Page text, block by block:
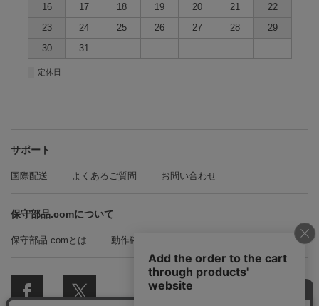
16
17 18 19 20 21
22
23
24 25 26 27 28
29
30
31
定休日
サポート
国際配送 よくあるご質問 お問い合わせ
保守部品.comについて
保守部品.comとは 動作確認方法の紹介